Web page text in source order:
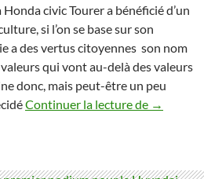
civic Tourer a bénéficié d’un
si l’on se base sur son
a des vertus citoyennes son nom
qui vont au-delà des valeurs
donc, mais peut-être un peu
Continuer la lecture de Honda
→